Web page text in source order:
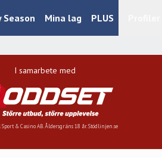
Season Mina lag PLUS
I samarbete med
Sport & Casino AB. Åldersgräns 18 år. Stödlinjen.se